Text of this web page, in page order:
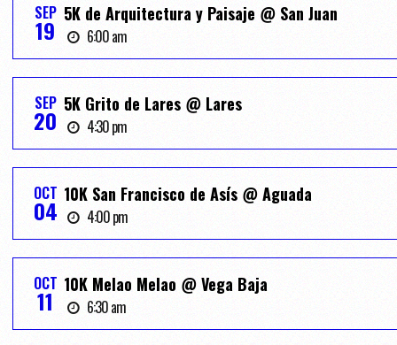
SEP
19
5K de Arquitectura y Paisaje @ San Juan
6:00 am
SEP
20
5K Grito de Lares @ Lares
4:30 pm
OCT
04
10K San Francisco de Asís @ Aguada
4:00 pm
OCT
11
10K Melao Melao @ Vega Baja
6:30 am